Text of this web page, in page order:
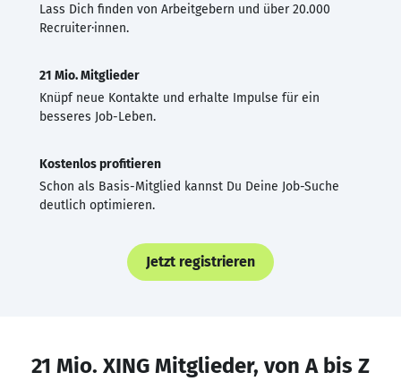
Lass Dich finden von Arbeitgebern und über 20.000
Recruiter·innen.
21 Mio. Mitglieder
Knüpf neue Kontakte und erhalte Impulse für ein
besseres Job-Leben.
Kostenlos profitieren
Schon als Basis-Mitglied kannst Du Deine Job-Suche
deutlich optimieren.
Jetzt registrieren
21 Mio. XING Mitglieder, von A bis Z